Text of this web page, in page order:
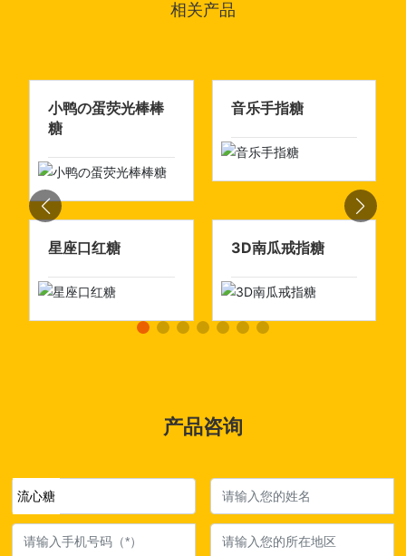
相关产品
小鸭の蛋荧光棒棒
糖
音乐手指糖
星座口红糖 3D南瓜戒指糖
产品咨询
流心糖